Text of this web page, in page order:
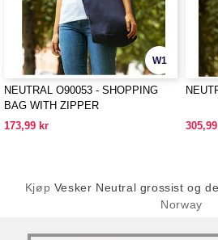
W1
NEUTRAL O90053 - SHOPPING
BAG WITH ZIPPER
173,99 kr
Kjøp Vesker Neutral grossist og
Norway